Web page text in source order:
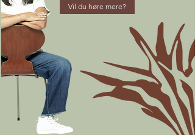
Vil du høre mere?